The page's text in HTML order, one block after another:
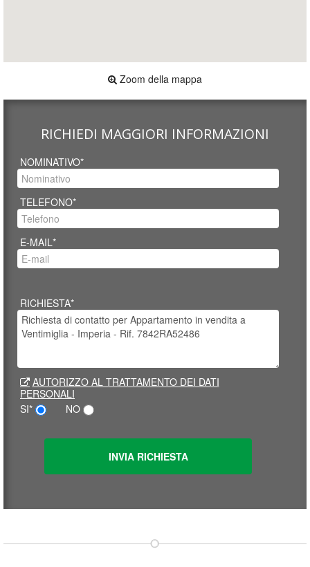
Zoom della mappa
RICHIEDI MAGGIORI INFORMAZIONI
NOMINATIVO*
TELEFONO*
E-MAIL*
RICHIESTA*
AUTORIZZO AL TRATTAMENTO DEI DATI
PERSONALI
SI*
NO